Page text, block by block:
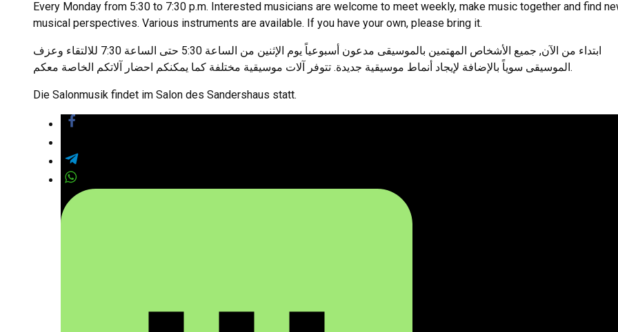
Every Monday from 5:30 to 7:30 p.m. Interested musicians are welcome to meet weekly, make music together and find
musical perspectives. Various instruments are available. If you have your own, please bring it.
ابتداء من الآن, جميع الأشخاص المهتمين بالموسيقى مدعون أسبوعياً يوم الإثنين من الساعة 5:30 حتى الساعة 7:30 للالتقاء وعزف
الموسيقى سوياً بالإضافة لإيجاد أنماط موسيقية جديدة. تتوفر آلات موسيقية مختلفة كما يمكنكم احضار آلاتكم الخاصة معكم.
Die Salonmusik findet im Salon des Sandershaus statt.